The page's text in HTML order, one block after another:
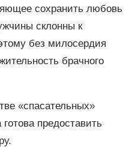
сохранить любовь
склонны к
без милосердия
брачного
«спасательных»
предоставить